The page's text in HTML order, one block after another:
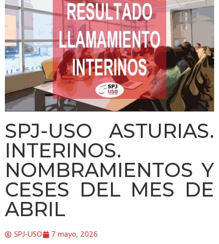
SPJ-USO ASTURIAS.
INTERINOS.
NOMBRAMIENTOS Y
CESES DEL MES DE
ABRIL
SPJ-USO 7 mayo, 2026